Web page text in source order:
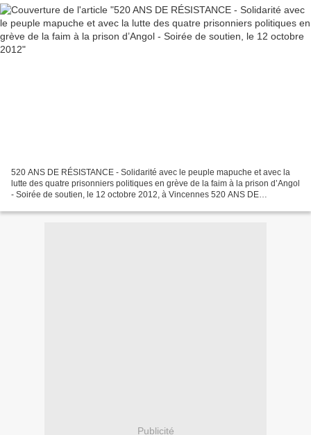
520 ANS DE RÉSISTANCE - Solidarité avec le peuple mapuche et avec la
lutte des quatre prisonniers politiques en grève de la faim à la prison d’Angol
- Soirée de soutien, le 12 octobre 2012, à Vincennes 520 ANS DE
Publicité